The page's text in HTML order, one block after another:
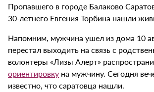
Пропавшего в городе Балаково
30-летнего Евгения Торбина нашли
Напомним, мужчина ушел из дома 10
перестал выходить на связь с
волонтеры «Лизы Алерт»
ориентировку на мужчину. Сегодня
известно, что саратовца нашли.